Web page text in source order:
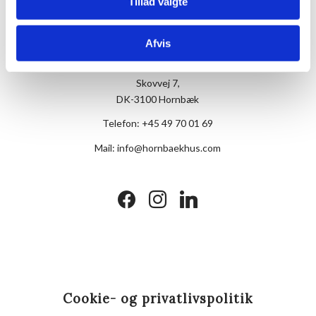
Afvis
Hotel Hornbækhus
Skovvej 7,
DK-3100 Hornbæk
Telefon: +45 49 70 01 69
Mail:info@hornbaekhus.com
facebookinstagramlinkedin
Cookie- og privatlivspolitik